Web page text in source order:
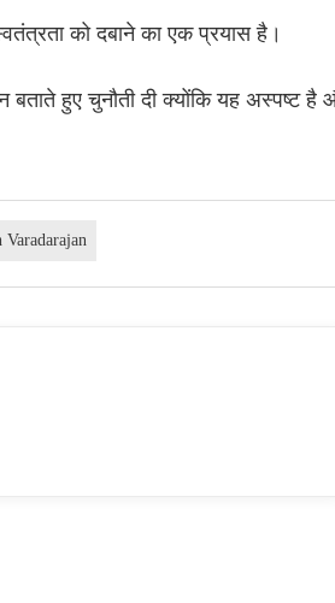
को दबाने का एक प्रयास है।
हुए चुनौती दी क्योंकि यह अस्पष्ट है
Varadarajan